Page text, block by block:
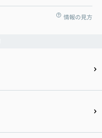
情報の見方